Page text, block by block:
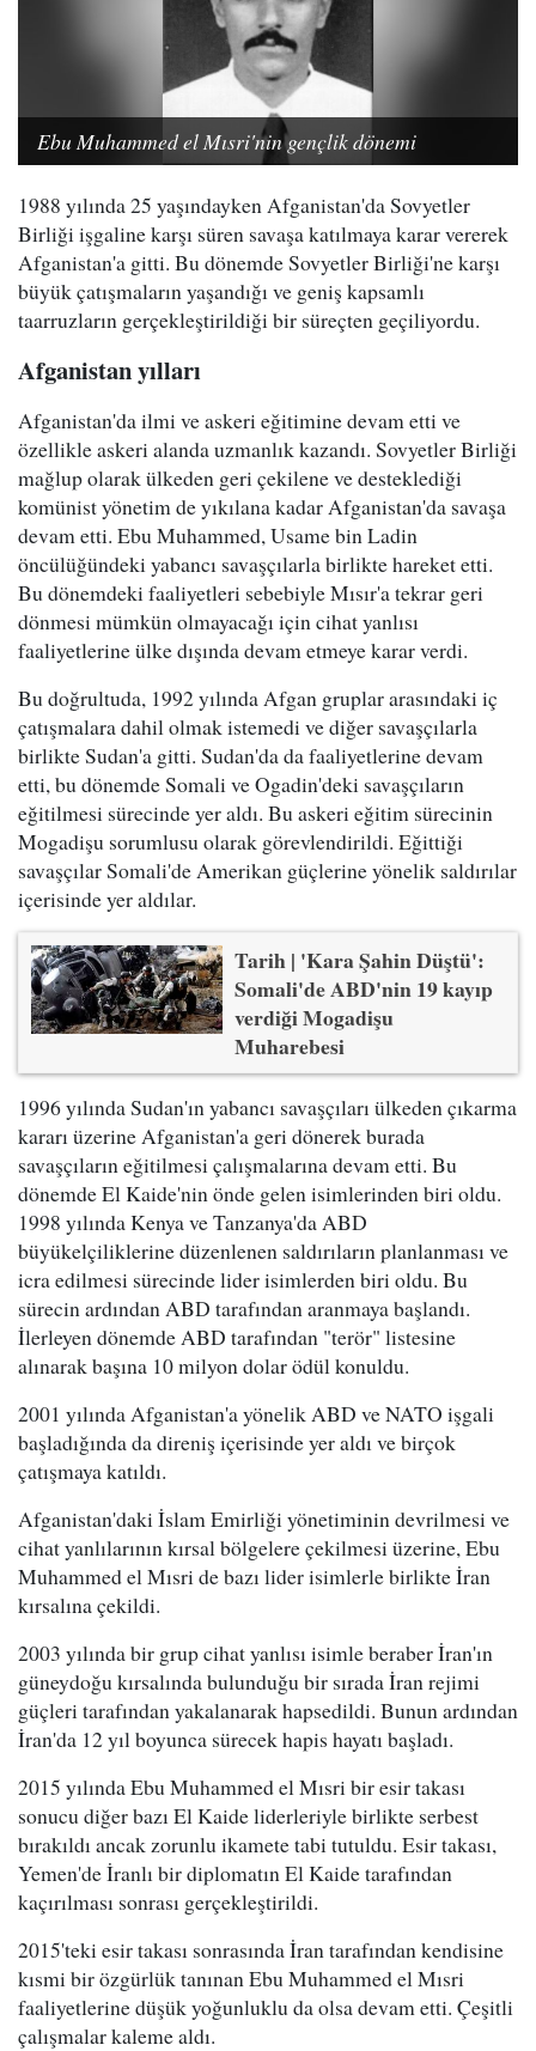
Ebu Muhammed el Mısri'nin gençlik dönemi
1988 yılında 25 yaşındayken Afganistan'da Sovyetler
Birliği işgaline karşı süren savaşa katılmaya karar vererek
Afganistan'a gitti. Bu dönemde Sovyetler Birliği'ne karşı
büyük çatışmaların yaşandığı ve geniş kapsamlı
taarruzların gerçekleştirildiği bir süreçten geçiliyordu.
Afganistan yılları
Afganistan'da ilmi ve askeri eğitimine devam etti ve
özellikle askeri alanda uzmanlık kazandı. Sovyetler Birliği
mağlup olarak ülkeden geri çekilene ve desteklediği
komünist yönetim de yıkılana kadar Afganistan'da savaşa
devam etti. Ebu Muhammed, Usame bin Ladin
öncülüğündeki yabancı savaşçılarla birlikte hareket etti.
Bu dönemdeki faaliyetleri sebebiyle Mısır'a tekrar geri
dönmesi mümkün olmayacağı için cihat yanlısı
faaliyetlerine ülke dışında devam etmeye karar verdi.
Bu doğrultuda, 1992 yılında Afgan gruplar arasındaki iç
çatışmalara dahil olmak istemedi ve diğer savaşçılarla
birlikte Sudan'a gitti. Sudan'da da faaliyetlerine devam
etti, bu dönemde Somali ve Ogadin'deki savaşçıların
eğitilmesi sürecinde yer aldı. Bu askeri eğitim sürecinin
Mogadişu sorumlusu olarak görevlendirildi. Eğittiği
savaşçılar Somali'de Amerikan güçlerine yönelik saldırılar
içerisinde yer aldılar.
Tarih | 'Kara Şahin Düştü':
Somali'de ABD'nin 19 kayıp
verdiği Mogadişu
Muharebesi
1996 yılında Sudan'ın yabancı savaşçıları ülkeden çıkarma
kararı üzerine Afganistan'a geri dönerek burada
savaşçıların eğitilmesi çalışmalarına devam etti. Bu
dönemde El Kaide'nin önde gelen isimlerinden biri oldu.
1998 yılında Kenya ve Tanzanya'da ABD
büyükelçiliklerine düzenlenen saldırıların planlanması ve
icra edilmesi sürecinde lider isimlerden biri oldu. Bu
sürecin ardından ABD tarafından aranmaya başlandı.
İlerleyen dönemde ABD tarafından "terör" listesine
alınarak başına 10 milyon dolar ödül konuldu.
2001 yılında Afganistan'a yönelik ABD ve NATO işgali
başladığında da direniş içerisinde yer aldı ve birçok
çatışmaya katıldı.
Afganistan'daki İslam Emirliği yönetiminin devrilmesi ve
cihat yanlılarının kırsal bölgelere çekilmesi üzerine, Ebu
Muhammed el Mısri de bazı lider isimlerle birlikte İran
kırsalına çekildi.
2003 yılında bir grup cihat yanlısı isimle beraber İran'ın
güneydoğu kırsalında bulunduğu bir sırada İran rejimi
güçleri tarafından yakalanarak hapsedildi. Bunun ardından
İran'da 12 yıl boyunca sürecek hapis hayatı başladı.
2015 yılında Ebu Muhammed el Mısri bir esir takası
sonucu diğer bazı El Kaide liderleriyle birlikte serbest
bırakıldı ancak zorunlu ikamete tabi tutuldu. Esir takası,
Yemen'de İranlı bir diplomatın El Kaide tarafından
kaçırılması sonrası gerçekleştirildi.
2015'teki esir takası sonrasında İran tarafından kendisine
kısmi bir özgürlük tanınan Ebu Muhammed el Mısri
faaliyetlerine düşük yoğunluklu da olsa devam etti. Çeşitli
çalışmalar kaleme aldı.